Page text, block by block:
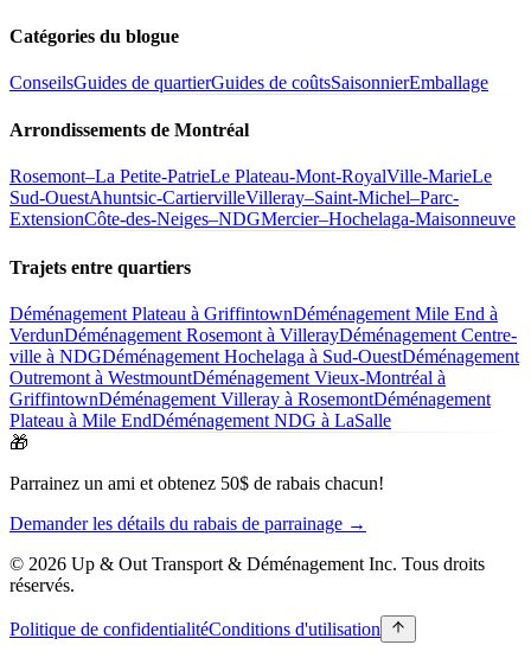
Catégories du blogue
ConseilsGuides de quartierGuides de coûtsSaisonnierEmballage
Arrondissements de Montréal
Rosemont–La Petite-PatrieLe Plateau-Mont-RoyalVille-MarieLe
Sud-OuestAhuntsic-CartiervilleVilleray–Saint-Michel–Parc-
ExtensionCôte-des-Neiges–NDGMercier–Hochelaga-Maisonneuve
Trajets entre quartiers
Déménagement Plateau à GriffintownDéménagement Mile End à
VerdunDéménagement Rosemont à VillerayDéménagement Centre-
ville à NDGDéménagement Hochelaga à Sud-OuestDéménagement
Outremont à WestmountDéménagement Vieux-Montréal à
GriffintownDéménagement Villeray à RosemontDéménagement
Plateau à Mile EndDéménagement NDG à LaSalle
🎁
Parrainez un ami et obtenez 50$ de rabais chacun!
Demander les détails du rabais de parrainage →
© 2026 Up & Out Transport & Déménagement Inc. Tous droits
réservés.
Politique de confidentialitéConditions d'utilisation